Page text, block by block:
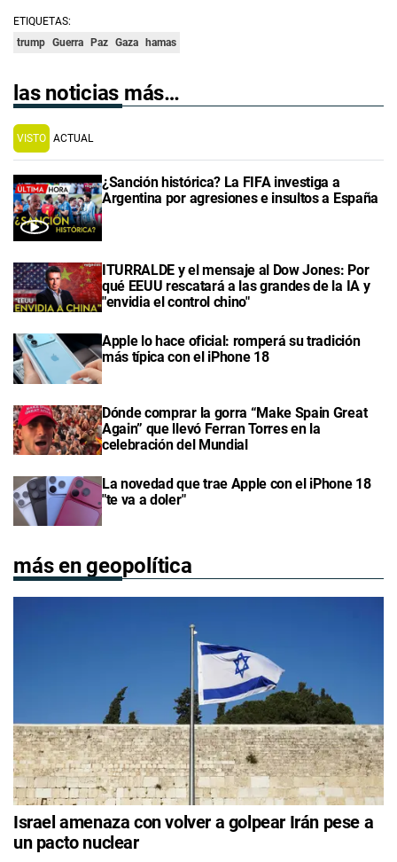
ETIQUETAS:
trump Guerra Paz Gaza hamas
las noticias más…
VISTO ACTUAL
¿Sanción histórica? La FIFA investiga a
Argentina por agresiones e insultos a España
ITURRALDE y el mensaje al Dow Jones: Por
qué EEUU rescatará a las grandes de la IA y
"envidia el control chino"
Apple lo hace oficial: romperá su tradición
más típica con el iPhone 18
Dónde comprar la gorra “Make Spain Great
Again” que llevó Ferran Torres en la
celebración del Mundial
La novedad que trae Apple con el iPhone 18
"te va a doler"
más en geopolítica
Israel amenaza con volver a golpear Irán pese a
un pacto nuclear